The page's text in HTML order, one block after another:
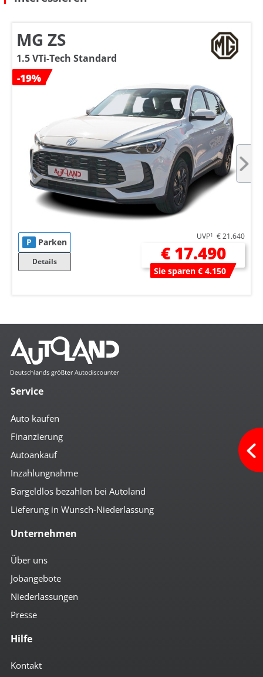
MG ZS
1.5 VTi-Tech Standard
-19%
P Parken
Details
UVP1 € 21.640
€ 17.490
Sie sparen € 4.150
Service
Auto kaufen
Finanzierung
Autoankauf
Inzahlungnahme
Bargeldlos bezahlen bei Autoland
Lieferung in Wunsch-Niederlassung
Unternehmen
Über uns
Jobangebote
Niederlassungen
Presse
Hilfe
Kontakt